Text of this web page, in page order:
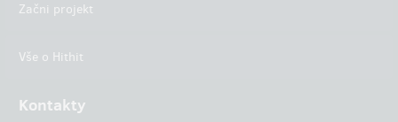
Začni projekt
Vše o Hithit
Kontakty